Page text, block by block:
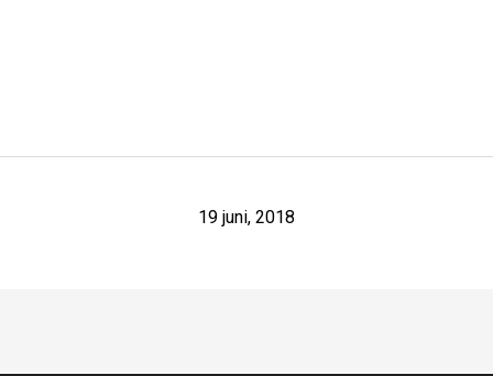
19 juni, 2018